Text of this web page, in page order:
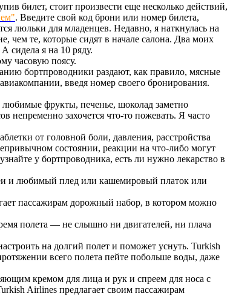
билет, стоит произвести еще несколько действий,
. Введите свой код брони или номер билета,
люльки для младенцев. Недавно, я наткнулась на
чем те, которые сидят в начале салона. Два моих
сидела я на 10 ряду.
часовую поясу.
бортпроводники раздают, как правило, мясные
введя номер своего бронирования.
любимые фрукты, печенье, шоколад заметно
непременно захочется что-то пожевать. Я часто
от головной боли, давления, расстройства
состоянии, реакции на что-либо могут
у бортпроводника, есть ли нужно лекарство в
и любимый плед или кашемировый платок или
пассажирам дорожный набор, в котором можно
полета — не слышно ни двигателей, ни плача
на долгий полет и поможет уснуть. Turkish
всего полета пейте побольше воды, даже
кремом для лица и рук и спреем для носа с
Airlines предлагает своим пассажирам